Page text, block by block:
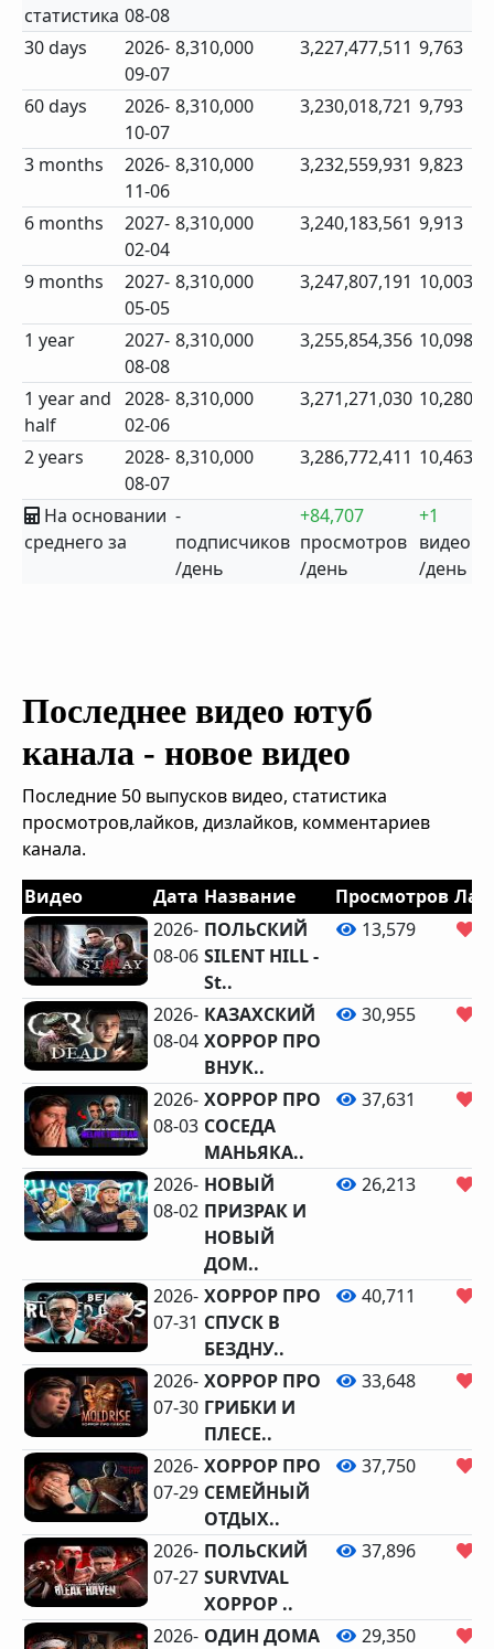
статистика 08-08
30 days
2026-
09-07
8,310,000 3,227,477,511 9,763
60 days
2026-
10-07
8,310,000 3,230,018,721 9,793
3 months
2026-
11-06
8,310,000 3,232,559,931 9,823
6 months
2027-
02-04
8,310,000 3,240,183,561 9,913
9 months
2027-
05-05
8,310,000 3,247,807,191 10,003
1 year
2027-
08-08
8,310,000 3,255,854,356 10,098
1 year and
half
2028-
02-06
8,310,000 3,271,271,030 10,280
2 years
2028-
08-07
8,310,000 3,286,772,411 10,463
На основании
среднего за
-
подписчиков
/день
+84,707
просмотров
/день
+1
видео
/день
Последнее видео ютуб
канала - новое видео
Последние 50 выпусков видео, статистика
просмотров,лайков, дизлайков, комментариев
канала.
Видео
Дата Название Просмотров
2026-
08-06
ПОЛЬСКИЙ
SILENT HILL -
St..
13,579
2026-
08-04
КАЗАХСКИЙ
ХОРРОР ПРО
ВНУК..
30,955
2026-
08-03
ХОРРОР ПРО
СОСЕДА
МАНЬЯКА..
37,631
2026-
08-02
НОВЫЙ
ПРИЗРАК И
НОВЫЙ
ДОМ..
26,213
2026-
07-31
ХОРРОР ПРО
СПУСК В
БЕЗДНУ..
40,711
2026-
07-30
ХОРРОР ПРО
ГРИБКИ И
ПЛЕСЕ..
33,648
2026-
07-29
ХОРРОР ПРО
СЕМЕЙНЫЙ
ОТДЫХ..
37,750
2026-
07-27
ПОЛЬСКИЙ
SURVIVAL
ХОРРОР ..
37,896
2026- ОДИН ДОМА
29,350